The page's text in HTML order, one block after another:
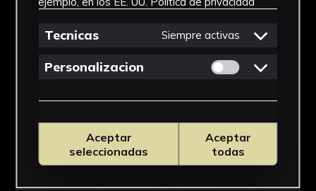
Tecnicas Siempre activas
Personalizacion Permitir cookies
Aceptar
seleccionadas
Aceptar
todas